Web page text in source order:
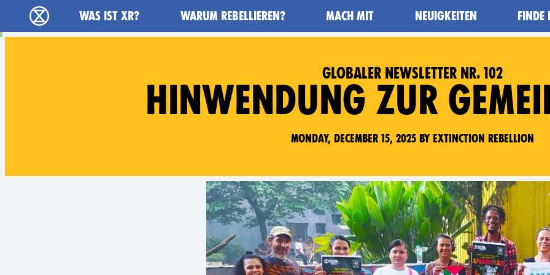
extinction rebellion - Home
WAS IST XR? WARUM REBELLIEREN? MACH MIT NEUIGKEITEN FINDE
GLOBALER NEWSLETTER NR. 102
HINWENDUNG ZUR
Monday, December 15, 2025 by Extinction Rebellion